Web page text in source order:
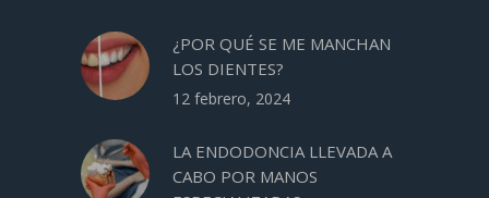
¿POR QUÉ SE ME MANCHAN
LOS DIENTES?
12 febrero, 2024
LA ENDODONCIA LLEVADA A
CABO POR MANOS